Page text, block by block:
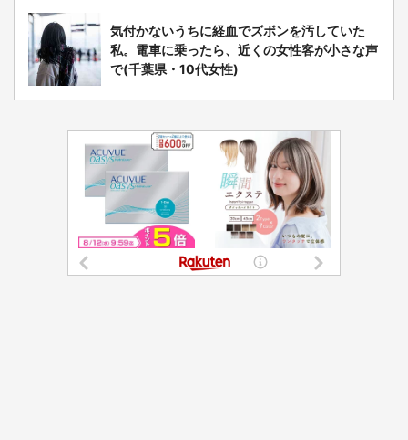
気付かないうちに経血でズボンを汚していた
私。電車に乗ったら、近くの女性客が小さな声
で(千葉県・10代女性)